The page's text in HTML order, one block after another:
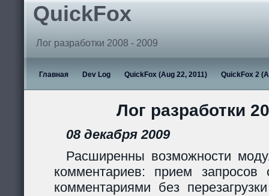
QuickFox
Лог разработки 2008 - 2009
Главная Dev Log QuickFox (Aug 22, 2011) QuickFox 2
Лог разработки
08 декабря 2009
Расширенны возможности
комментариев: прием запросов
комментариями без